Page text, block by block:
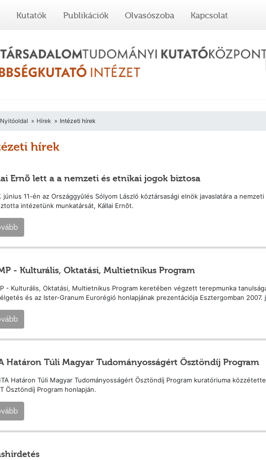
Kutatók Publikációk Olvasószoba Kapcsolat
Hírek Intézeti hírek
hírek
Ernõ lett a a nemzeti és etnikai jogok biztosa
június 11-én az Országgyûlés Sólyom László köztársasági elnök javaslatára a
intézetünk munkatársát, Kállai Ernõt.
- Kulturális, Oktatási, Multietnikus Program
- Kulturális, Oktatási, Multietnikus Program keretében végzett terepmunka
és az Ister-Granum Eurorégió honlapjának prezentációja Esztergomban 2007.
Határon Túli Magyar Tudományosságért Ösztöndíj Program
Határon Túli Magyar Tudományosságért Ösztöndíj Program kuratóriuma
Ösztöndíj Program honlapján.